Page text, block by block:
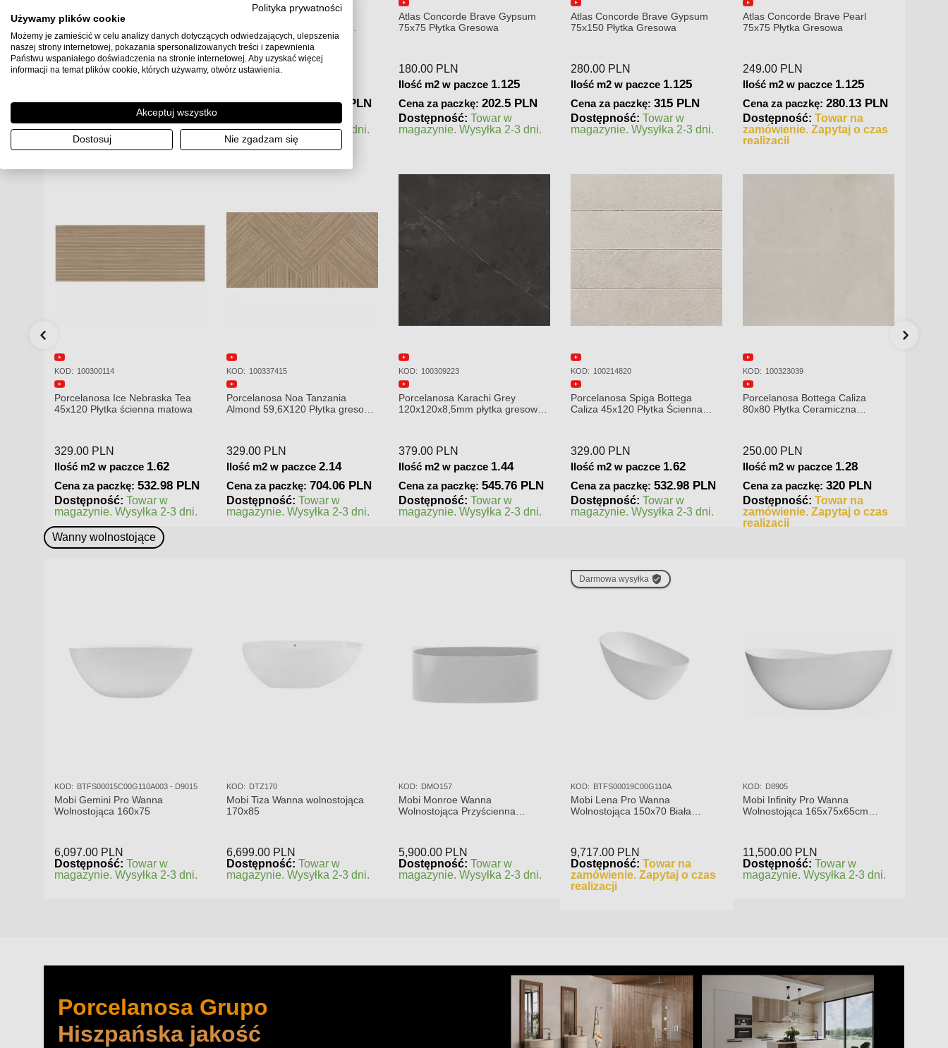
Ivory
Atlas Concorde Boost Stone
Cream 120x278x0,6 Płytka
Gresowa Matowa
439.00 PLN
Cena za paczkę:1464.5 PLN
Towar w
magazynie. Wysyłka 2-3 dni.
Atlas Concorde Brave Gypsum
180.00 PLN
Cena za paczkę:202.5 PLN
magazynie. Wysyłka 2-3 dni.
Atlas Concorde Brave Gypsum
75x150 Płytka Gresowa
280.00 PLN
Ilość m2 w paczce 1.125
Cena za paczkę:315 PLN
Dostępność: Towar w
magazynie. Wysyłka 2-3 dni.
Atlas Concorde Brave Pearl
75x75 Płytka Gresowa
249.00 PLN
Ilość m2 w paczce 1.125
Cena za paczkę:280.13 PLN
Dostępność: Towar na
zamówienie. Zapytaj o czas
Atlas Concorde Boost Stone
Cream 120x120x0,9 Płytka
290.00 PLN
Ilość m2 w paczce 2.88
Cena za paczkę:835.2 PLN
Dostępność: Towar w
magazynie. Wysyłka 2-3 dni.
KOD: 100337415
Porcelanosa Noa Tanzania
Almond 59,6X120 Płytka gresowa
329.00 PLN
Ilość m2 w paczce 2.14
Cena za paczkę:704.06 PLN
Dostępność: Towar w
magazynie. Wysyłka 2-3 dni.
KOD: 100309223
Porcelanosa Karachi Grey
120x120x8,5mm płytka gresowa
379.00 PLN
Ilość m2 w paczce 1.44
Cena za paczkę:545.76 PLN
Dostępność: Towar w
magazynie. Wysyłka 2-3 dni.
KOD: 100214820
Porcelanosa Spiga Bottega
Caliza 45x120 Płytka Ścienna
329.00 PLN
Ilość m2 w paczce 1.62
Cena za paczkę:532.98 PLN
Dostępność: Towar w
magazynie. Wysyłka 2-3 dni.
KOD: 100323039
Porcelanosa Bottega Caliza
80x80 Płytka Ceramiczna
250.00 PLN
Ilość m2 w paczce 1.28
Cena za paczkę:320 PLN
Dostępność: Towar na
zamówienie. Zapytaj o czas
KOD: 100214661
Porcelanosa Bottega Caliza
45x120 Płytka Ścienna Matowa
309.00 PLN
Ilość m2 w paczce 1.62
Cena za paczkę:500.58 PLN
Dostępność: Towar w
magazynie. Wysyłka 2-3 dni.
Wanny wolnostojące
KOD: BTFS00015C00G110A003 - D9015
Mobi Gemini Pro Wanna
Wolnostojąca 160x75
6,097.00 PLN
Dostępność: Towar w
magazynie. Wysyłka 2-3 dni.
KOD: DTZ170
Mobi Tiza Wanna wolnostojąca
170x85
6,699.00 PLN
Dostępność: Towar w
magazynie. Wysyłka 2-3 dni.
KOD: DMO157
Mobi Monroe Wanna
Wolnostojąca Przyścienna
5,900.00 PLN
Dostępność: Towar w
magazynie. Wysyłka 2-3 dni.
Darmowa wysyłka
KOD: BTFS00019C00G110A
Mobi Lena Pro Wanna
Wolnostojąca 150x70 Biała
9,717.00 PLN
Dostępność: Towar na
zamówienie. Zapytaj o czas
realizacji
KOD: D8905
Mobi Infinity Pro Wanna
Wolnostojąca 165x75x65cm
11,500.00 PLN
Dostępność: Towar w
magazynie. Wysyłka 2-3 dni.
Porcelanosa Grupo
Hiszpańska jakość
Polityka prywatności
Używamy plików cookie
Możemy je zamieścić w celu analizy danych dotyczących odwiedzających, ulepszenia
naszej strony internetowej, pokazania spersonalizowanych treści i zapewnienia
Państwu wspaniałego doświadczenia na stronie internetowej. Aby uzyskać więcej
informacji na temat plików cookie, których używamy, otwórz ustawienia.
Akceptuj wszystko
Dostosuj Nie zgadzam się